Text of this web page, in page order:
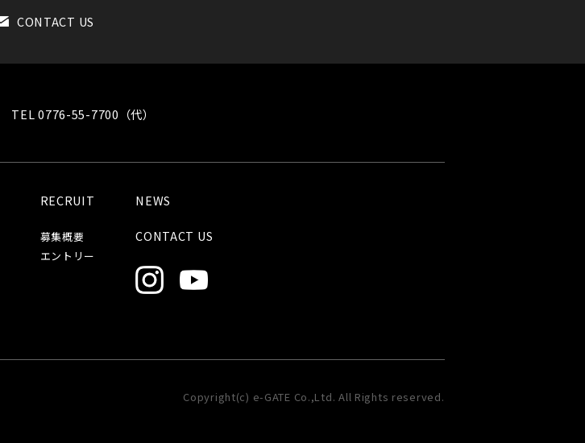
CONTACT US
TEL 0776-55-7700（代）
RECRUIT
募集概要
エントリー
NEWS
CONTACT US
Copyright(c) e-GATE Co.,Ltd. All Rights reserved.